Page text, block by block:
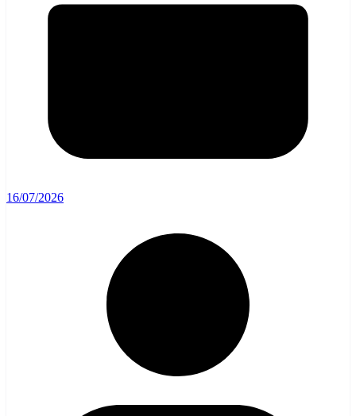
16/07/2026